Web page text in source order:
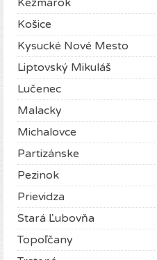
Kežmarok
Košice
Kysucké Nové Mesto
Liptovský Mikuláš
Lučenec
Malacky
Michalovce
Partizánske
Pezinok
Prievidza
Stará Ľubovňa
Topoľčany